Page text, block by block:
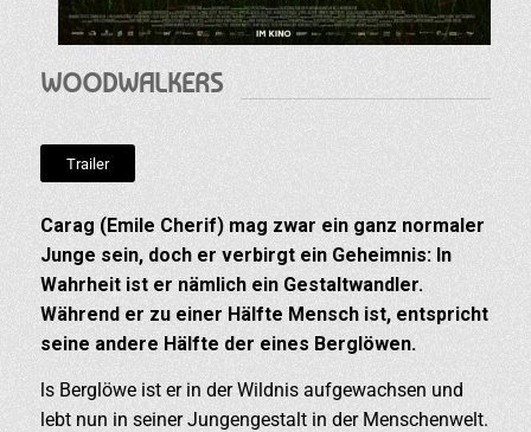
WOODWALKERS
Trailer
Carag (Emile Cherif) mag zwar ein ganz normaler
Junge sein, doch er verbirgt ein Geheimnis: In
Wahrheit ist er nämlich ein Gestaltwandler.
Während er zu einer Hälfte Mensch ist, entspricht
seine andere Hälfte der eines Berglöwen.
ls Berglöwe ist er in der Wildnis aufgewachsen und
lebt nun in seiner Jungengestalt in der Menschenwelt.